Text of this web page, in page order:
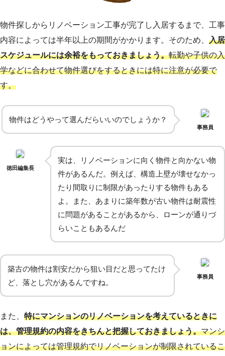
物件探しからリノベーション工事が完了し入居するまで、工事
内容によっては半年以上の期間がかかります。そのため、 入居
スケジュールには余裕をもっておきましょう。転勤や子供の入
学などに合わせて物件選びをするときには特に注意が必要で
す。
物件はどうやって選んだらいいのでしょうか？
事務員
徳田編集長
実は、リノベーションに向く物件と向かない物
件があるんだ。例えば、構造上壁が壊せなかっ
たり間取りに制限があったりする物件もある
よ。また、あまりに築年数が古い物件は耐震性
に問題があることがあるから、ローンが通りづ
らいこともあるんだ
築古の物件は割安だから狙い目だと思ってたけ
ど、落とし穴があるんですね。
事務員
また、 特にマンションのリノベーションを考えているときに
は、管理規約の内容をきちんと把握しておきましょう。マンシ
ョンによっては管理規約でリノベーションが制限されているこ